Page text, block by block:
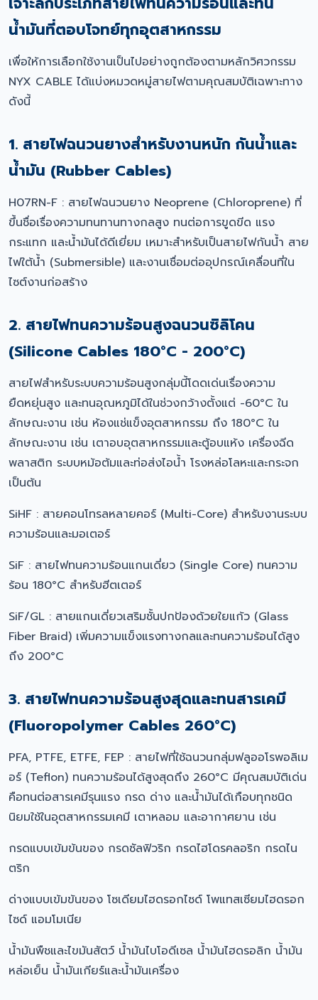
น้ำมันที่ตอบโจทย์ทุกอุตสาหกรรม
เพื่อให้การเลือกใช้งานเป็นไปอย่างถูกต้องตามหลักวิศวกรรม
NYX CABLE ได้แบ่งหมวดหมู่สายไฟตามคุณสมบัติเฉพาะทาง
ดังนี้
1. สายไฟฉนวนยางสำหรับงานหนัก กันน้ำและ
น้ำมัน (Rubber Cables)
H07RN-F : สายไฟฉนวนยาง Neoprene (Chloroprene) ที่
ขึ้นชื่อเรื่องความทนทานทางกลสูง ทนต่อการขูดขีด แรง
กระแทก และน้ำมันได้ดีเยี่ยม เหมาะสำหรับเป็นสายไฟกันน้ำ สาย
ไฟใต้น้ำ (Submersible) และงานเชื่อมต่ออุปกรณ์เคลื่อนที่ใน
ไซต์งานก่อสร้าง
2. สายไฟทนความร้อนสูงฉนวนซิลิโคน
(Silicone Cables 180°C - 200°C)
สายไฟสำหรับระบบความร้อนสูงกลุ่มนี้โดดเด่นเรื่องความ
ยืดหยุ่นสูง และทนอุณหภูมิได้ในช่วงกว้างตั้งแต่ -60°C ใน
ลักษณะงาน เช่น ห้องแช่แข็งอุตสาหกรรม ถึง 180°C ใน
ลักษณะงาน เช่น เตาอบอุตสาหกรรมและตู้อบแห้ง เครื่องฉีด
พลาสติก ระบบหม้อต้มและท่อส่งไอน้ำ โรงหล่อโลหะและกระจก
เป็นต้น
SiHF : สายคอนโทรลหลายคอร์ (Multi-Core) สำหรับงานระบบ
ความร้อนและมอเตอร์
SiF : สายไฟทนความร้อนแกนเดี่ยว (Single Core) ทนความ
ร้อน 180°C สำหรับฮีตเตอร์
SiF/GL : สายแกนเดี่ยวเสริมชั้นปกป้องด้วยใยแก้ว (Glass
Fiber Braid) เพิ่มความแข็งแรงทางกลและทนความร้อนได้สูง
ถึง 200°C
3. สายไฟทนความร้อนสูงสุดและทนสารเคมี
(Fluoropolymer Cables 260°C)
PFA, PTFE, ETFE, FEP : สายไฟที่ใช้ฉนวนกลุ่มฟลูออโรพอลิเม
อร์ (Teflon) ทนความร้อนได้สูงสุดถึง 260°C มีคุณสมบัติเด่น
คือทนต่อสารเคมีรุนแรง กรด ด่าง และน้ำมันได้เกือบทุกชนิด
นิยมใช้ในอุตสาหกรรมเคมี เตาหลอม และอากาศยาน เช่น
กรดแบบเข้มข้นของ กรดซัลฟิวริก กรดไฮโดรคลอริก กรดไน
ตริก
ด่างแบบเข้มข้นของ โซเดียมไฮดรอกไซด์ โพแทสเซียมไฮดรอก
ไซด์ แอมโมเนีย
น้ำมันพืชและไขมันสัตว์ น้ำมันไบโอดีเซล น้ำมันไฮดรอลิก น้ำมัน
หล่อเย็น น้ำมันเกียร์และน้ำมันเครื่อง